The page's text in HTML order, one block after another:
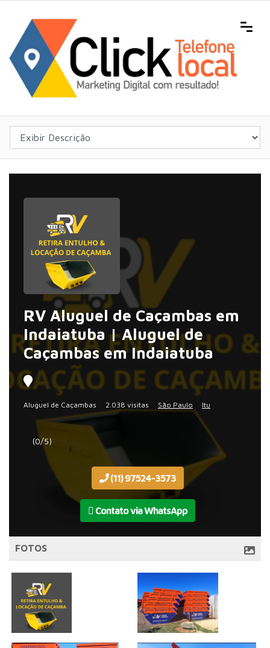
RV Aluguel de Caçambas em
Indaiatuba | Aluguel de
Caçambas em Indaiatuba
Aluguel de Caçambas 2.038 visitas São Paulo Itu
(0/5)
(11) 97524-3573
Contato via WhatsApp
FOTOS